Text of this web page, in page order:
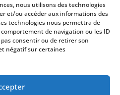
nous utilisons des technologies
et/ou accéder aux informations des
technologies nous permettra de
de navigation ou les ID
consentir ou de retirer son
négatif sur certaines